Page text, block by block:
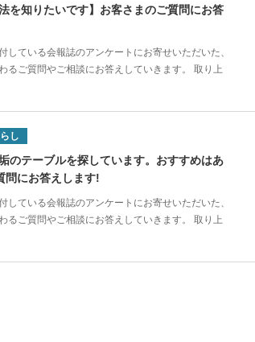
を知りたいです】お客さまのご質問にお答
している会報誌のアンケートにお寄せいただいた、
るご質問やご相談にお答えしていきます。 取り上
し
のテーブルを探しています。おすすめはあ
問にお答えします!
している会報誌のアンケートにお寄せいただいた、
るご質問やご相談にお答えしていきます。 取り上